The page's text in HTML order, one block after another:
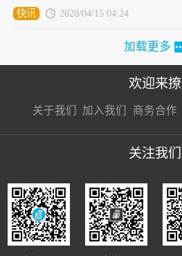
快讯 2020/04/15 04:24
加载更多
欢迎来撩
关于我们 加入我们
接扔简历
商务合作
接开聊
关注我们